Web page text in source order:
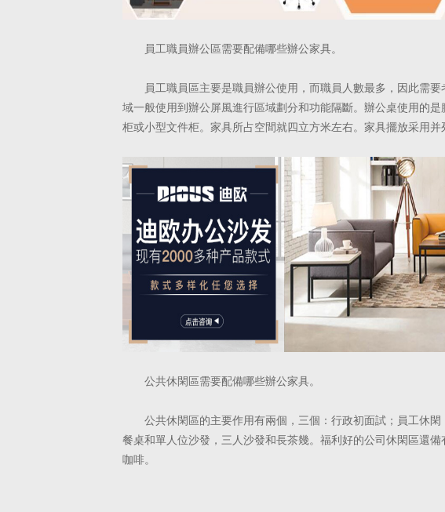
員工職員辦公區需要配備哪些辦公家具。
員工職員區主要是職員辦公使用，而職員人數最多，因此需
域一般使用到辦公屏風進行區域劃分和功能隔斷。辦公桌使用的
柜或小型文件柜。家具所占空間就四立方米左右。家具擺放采用并
公共休閑區需要配備哪些辦公家具。
公共休閑區的主要作用有兩個，三個：行政初面試；員工休
餐桌和單人位沙發，三人沙發和長茶幾。福利好的公司休閑區還
咖啡。